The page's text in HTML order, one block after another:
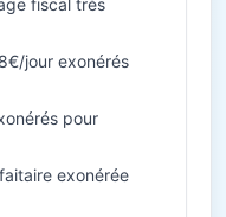
fiscal très
jour exonérés
pour
exonérée